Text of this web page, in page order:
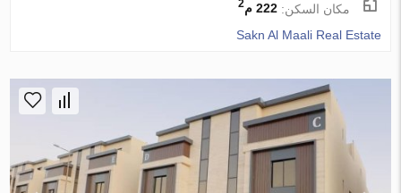
مكان السكن:222 م 2
Sakn Al Maali Real Estate